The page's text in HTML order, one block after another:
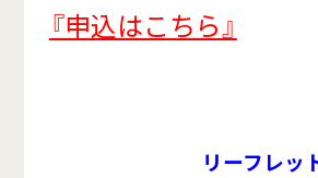
『申込はこちら』
リーフレッ